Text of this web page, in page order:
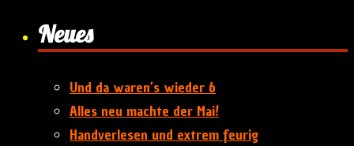
Neues
Und da waren’s wieder 6
Alles neu machte der Mai!
Handverlesen und extrem feurig